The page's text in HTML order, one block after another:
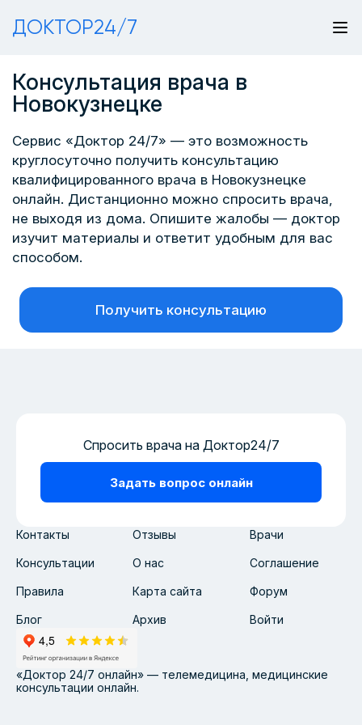
ДОКТОР24/7
Консультация врача в
Новокузнецке
Сервис «Доктор 24/7» — это возможность
круглосуточно получить консультацию
квалифицированного врача в Новокузнецке
онлайн. Дистанционно можно спросить врача,
не выходя из дома. Опишите жалобы — доктор
изучит материалы и ответит удобным для вас
способом.
Получить консультацию
Контакты Отзывы Врачи
Консультации О нас Соглашение
Правила Карта сайта Форум
Блог Архив Войти
Спросить врача на Доктор24/7
Задать вопрос онлайн
«Доктор 24/7 онлайн» — телемедицина, медицинские
консультации онлайн.